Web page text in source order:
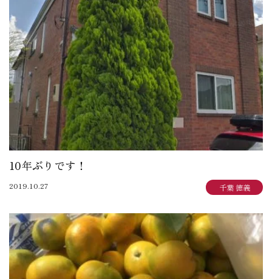
10年ぶりです！
2019.10.27 千葉 徳義